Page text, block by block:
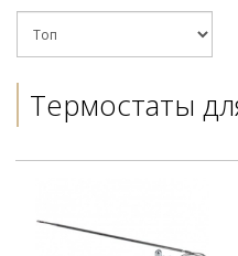
Термостаты